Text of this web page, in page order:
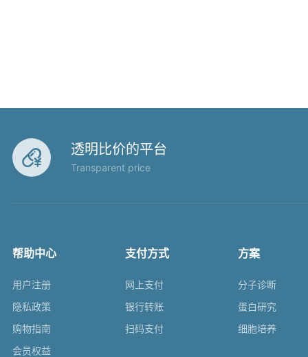
 透明比价的平台
Transparent price
帮助中心
用户注册
隐私政策
购物指南
会员权益
支付方式
网上支付
银行转账
扫码支付
方案
分子诊断
蛋白研究
细胞培养